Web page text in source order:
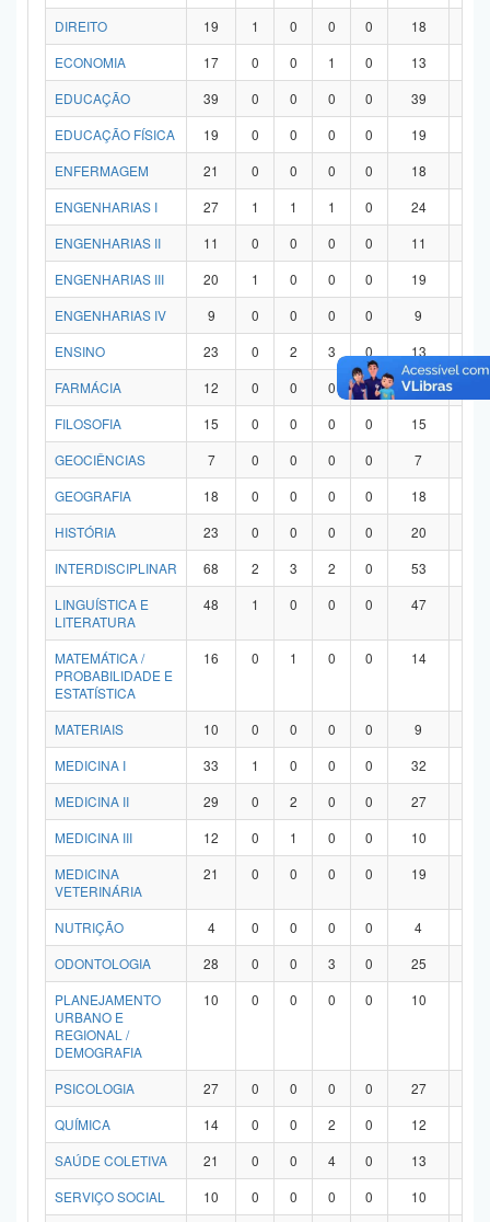
DIREITO 19 1 0 0 0 18
ECONOMIA
17 0 0 1 0 13
EDUCAÇÃO
39 0 0 0 0 39
EDUCAÇÃO FÍSICA
19 0 0 0 0 19
ENFERMAGEM
21 0 0 0 0 18
ENGENHARIAS I
27 1 1 1 0 24
ENGENHARIAS II
11 0 0 0 0 11
ENGENHARIAS III
20 1 0 0 0 19
ENGENHARIAS IV
9 0 0 0 0 9
ENSINO
23 0 2 3 0 13
FARMÁCIA
12 0 0 0 0 12
FILOSOFIA
15 0 0 0 0 15
GEOCIÊNCIAS
7 0 0 0 0 7
GEOGRAFIA
18 0 0 0 0 18
HISTÓRIA
23 0 0 0 0 20
INTERDISCIPLINAR
68 2 3 2 0 53
LINGUÍSTICA E
LITERATURA
48 1 0 0 0 47
MATEMÁTICA /
PROBABILIDADE E
ESTATÍSTICA
16 0 1 0 0 14
MATERIAIS 10 0 0 0 0 9
MEDICINA I
33 1 0 0 0 32
MEDICINA II
29 0 2 0 0 27
MEDICINA III
12 0 1 0 0 10
MEDICINA
VETERINÁRIA
21 0 0 0 0 19
NUTRIÇÃO 4 0 0 0 0 4
ODONTOLOGIA
28 0 0 3 0 25
PLANEJAMENTO
URBANO E
REGIONAL /
DEMOGRAFIA
10 0 0 0 0 10
PSICOLOGIA 27 0 0 0 0 27
QUÍMICA
14 0 0 2 0 12
SAÚDE COLETIVA
21 0 0 4 0 13
SERVIÇO SOCIAL
10 0 0 0 0 10